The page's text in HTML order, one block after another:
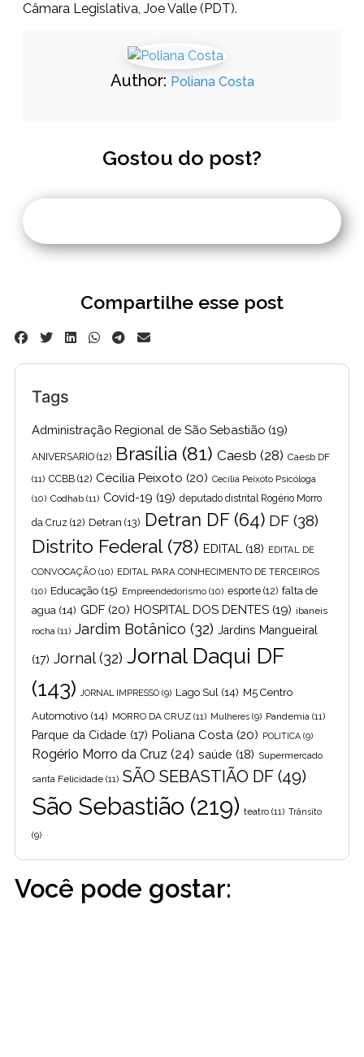
Câmara Legislativa, Joe Valle (PDT).
Author: Poliana Costa
Gostou do post?
Compartilhe esse post
Tags
Administração Regional de São Sebastião (19)
ANIVERSARIO (12) Brasília (81) Caesb (28) Caesb DF
(11) CCBB (12) Cecilia Peixoto (20) Cecília Peixoto Psicóloga
(10) Codhab (11) Covid-19 (19) deputado distrital Rogério Morro
da Cruz (12) Detran (13) Detran DF(64) DF (38)
Distrito Federal(78) EDITAL (18) EDITAL DE
CONVOCAÇÃO (10) EDITAL PARA CONHECIMENTO DE TERCEIROS
(10) Educação (15) Empreendedorismo (10) esporte (12) falta de
agua (14) GDF (20) HOSPITAL DOS DENTES (19) ibaneis
rocha (11) Jardim Botânico (32) Jardins Mangueiral
(17) Jornal(32) Jornal Daqui DF
(143) JORNAL IMPRESSO (9) Lago Sul (14) M5 Centro
Automotivo (14) MORRO DA CRUZ (11) Mulheres (9) Pandemia (11)
Parque da Cidade (17) Poliana Costa (20) POLITICA (9)
Rogério Morro da Cruz (24) saúde (18) Supermercado
santa Felicidade (11) SÃO SEBASTIÃO DF (49)
São Sebastião (219) teatro (11) Trânsito
(9)
Você pode gostar: